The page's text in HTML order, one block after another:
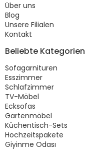
Über uns
Blog
Unsere Filialen
Kontakt
Beliebte Kategorien
Sofagarnituren
Esszimmer
Schlafzimmer
TV-Möbel
Ecksofas
Gartenmöbel
Küchentisch-Sets
Hochzeitspakete
Giyinme Odası